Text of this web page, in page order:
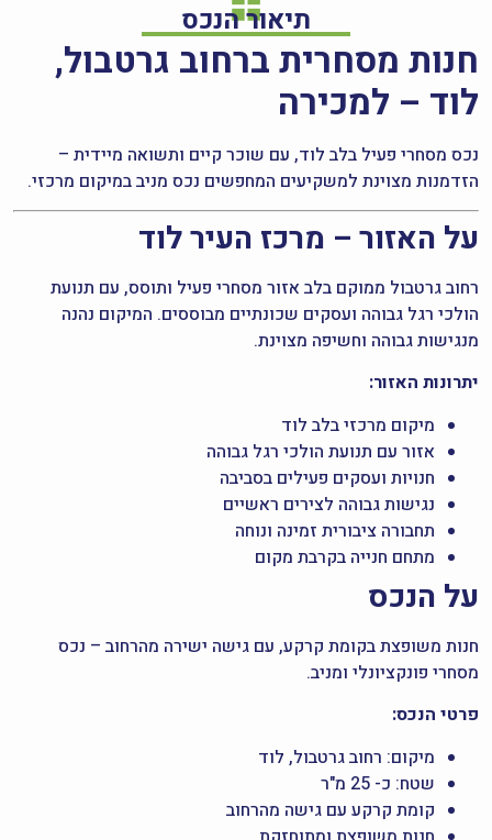
תיאור הנכס
חנות מסחרית ברחוב גרטבול,
לוד – למכירה
נכס מסחרי פעיל בלב לוד, עם שוכר קיים ותשואה מיידית –
הזדמנות מצוינת למשקיעים המחפשים נכס מניב במיקום מרכזי.
על האזור – מרכז העיר לוד
רחוב גרטבול ממוקם בלב אזור מסחרי פעיל ותוסס, עם תנועת
הולכי רגל גבוהה ועסקים שכונתיים מבוססים. המיקום נהנה
מנגישות גבוהה וחשיפה מצוינת.
יתרונות האזור:
מיקום מרכזי בלב לוד
אזור עם תנועת הולכי רגל גבוהה
חנויות ועסקים פעילים בסביבה
נגישות גבוהה לצירים ראשיים
תחבורה ציבורית זמינה ונוחה
מתחם חנייה בקרבת מקום
על הנכס
חנות משופצת בקומת קרקע, עם גישה ישירה מהרחוב – נכס
מסחרי פונקציונלי ומניב.
פרטי הנכס:
מיקום: רחוב גרטבול, לוד
שטח: כ- 25 מ"ר
קומת קרקע עם גישה מהרחוב